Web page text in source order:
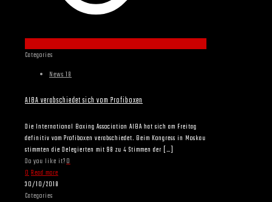
Categories
News 18
AIBA verabschiedet sich vom Profiboxen
Die International Boxing Association AIBA hat sich am Freitag
definitiv vom Profiboxen verabschiedet. Beim Kongress in Moskau
stimmten die Delegierten mit 98 zu 4 Stimmen der […]
Do you like it?0
0Read more
30/10/2018
Categories